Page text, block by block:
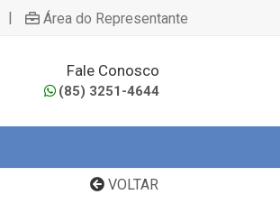
| Área do Representante
Fale Conosco
(85) 3251-4644
VOLTAR